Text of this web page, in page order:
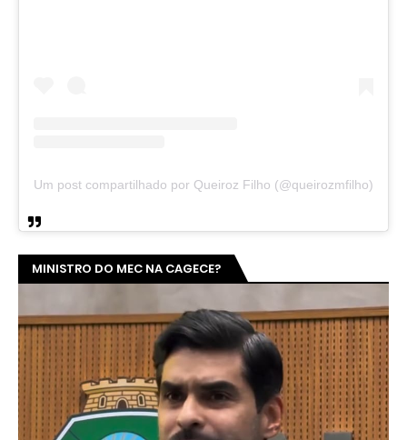
Um post compartilhado por Queiroz Filho (@queirozmfilho)
MINISTRO DO MEC NA CAGECE?